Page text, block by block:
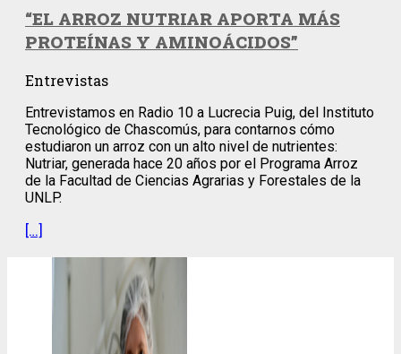
“EL ARROZ NUTRIAR APORTA MÁS
PROTEÍNAS Y AMINOÁCIDOS”
Entrevistas
Entrevistamos en Radio 10 a Lucrecia Puig, del Instituto
Tecnológico de Chascomús, para contarnos cómo
estudiaron un arroz con un alto nivel de nutrientes:
Nutriar, generada hace 20 años por el Programa Arroz
de la Facultad de Ciencias Agrarias y Forestales de la
UNLP.
[…]